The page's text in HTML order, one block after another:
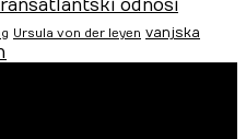
odnosi
Ursula von der leyen vanjska